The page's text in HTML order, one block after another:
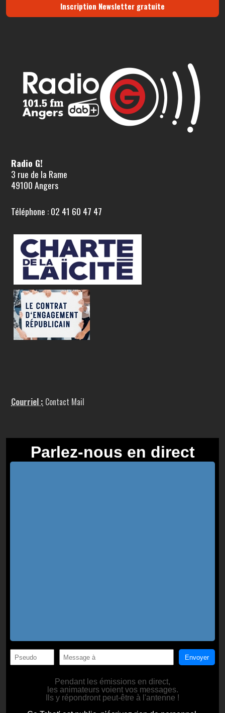
Inscription Newsletter gratuite
Radio G!
3 rue de la Rame
49100 Angers
Téléphone : 02 41 60 47 47
Courriel : Contact Mail